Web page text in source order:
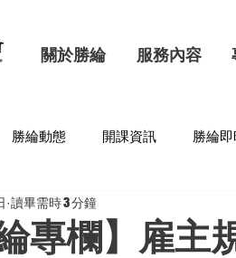
關於勝綸 服務內容
勝綸動態 開課資訊 勝綸
綸專欄】雇
讀畢需時 3 分鐘